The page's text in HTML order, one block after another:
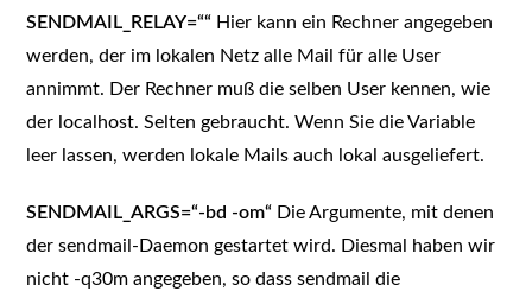
SENDMAIL_RELAY=““ Hier kann ein Rechner angegeben
werden, der im lokalen Netz alle Mail für alle User
annimmt. Der Rechner muß die selben User kennen, wie
der localhost. Selten gebraucht. Wenn Sie die Variable
leer lassen, werden lokale Mails auch lokal ausgeliefert.
SENDMAIL_ARGS=“-bd -om“ Die Argumente, mit denen
der sendmail-Daemon gestartet wird. Diesmal haben wir
nicht -q30m angegeben, so dass sendmail die